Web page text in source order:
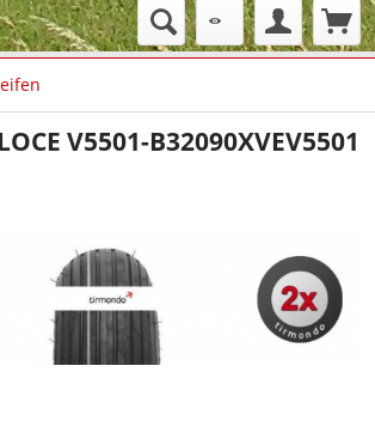
V5501-B32090XVEV5501